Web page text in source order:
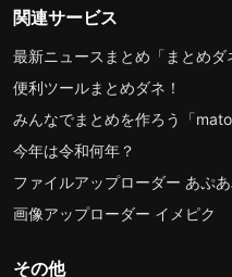
関連サービス
最新ニュースまとめ「まとめダ
便利ツールまとめダネ！
みんなでまとめを作ろう「
今年は令和何年？
ファイルアップローダー あぷ
画像アップローダー イメピク
その他